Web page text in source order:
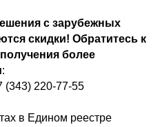
с зарубежных
скидки! Обратитесь к
более
:
(343) 220-77-55
в Едином реестре
33-40